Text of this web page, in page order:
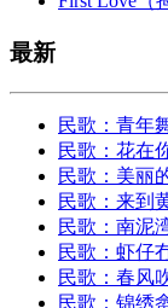
最新
民歌：青年
民歌：花在
民歌：美丽
民歌：来到
民歌：南泥
民歌：虾仔
民歌：春风
民歌：锦绣